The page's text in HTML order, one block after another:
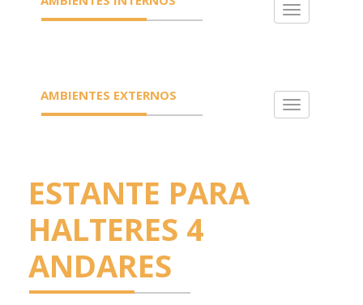
Toggle
AMBIENTES EXTERNOS
Toggle
ESTANTE PARA
HALTERES 4
ANDARES